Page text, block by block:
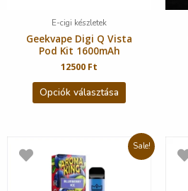
E-cigi készletek
Geekvape Digi Q Vista
Pod Kit 1600mAh
12500 Ft
Opciók választása
Sale!